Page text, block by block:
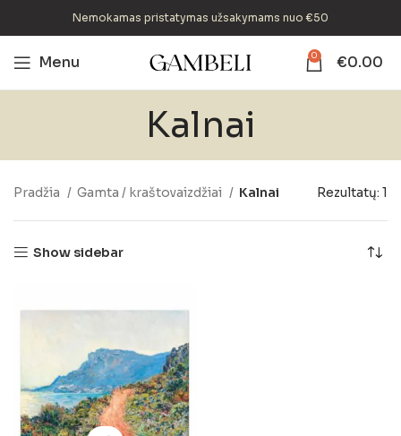
Nemokamas pristatymas užsakymams nuo €50
Menu 0 €0.00
Kalnai
Pradžia Gamta / kraštovaizdžiai Kalnai Rezultatų: 1
Show sidebar